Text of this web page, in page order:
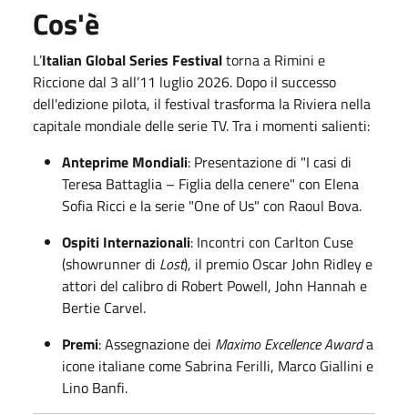
Cos'è
L’Italian Global Series Festivaltorna a Rimini e
Riccione dal 3 all’11 luglio 2026. Dopo il successo
dell'edizione pilota, il festival trasforma la Riviera nella
capitale mondiale delle serie TV. Tra i momenti salienti:
Anteprime Mondiali: Presentazione di "I casi di
Teresa Battaglia – Figlia della cenere" con Elena
Sofia Ricci e la serie "One of Us" con Raoul Bova.
Ospiti Internazionali: Incontri con Carlton Cuse
(showrunner di Lost), il premio Oscar John Ridley e
attori del calibro di Robert Powell, John Hannah e
Bertie Carvel.
Premi: Assegnazione dei Maximo Excellence Awarda
icone italiane come Sabrina Ferilli, Marco Giallini e
Lino Banfi.